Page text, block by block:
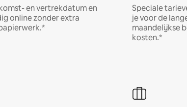
en vertrekdatum en
online zonder extra
Speciale
je voor de
maandelijkse
kosten.*